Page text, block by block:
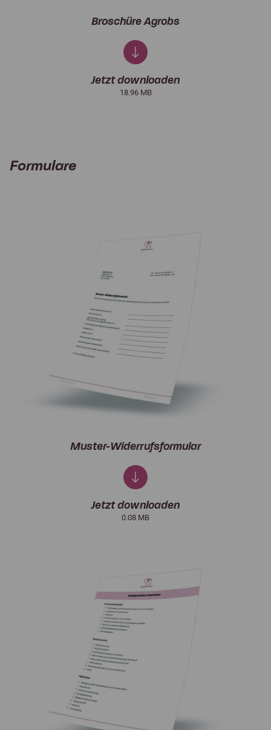
Broschüre Agrobs
Jetzt downloaden
18.96 MB
Formulare
Muster-Widerrufsformular
Jetzt downloaden
0.08 MB